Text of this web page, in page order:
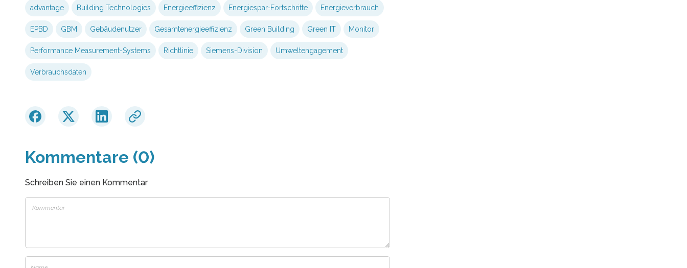
advantage Building Technologies Energieeffizienz Energiespar-Fortschritte Energieverbrauch
EPBD GBM Gebäudenutzer Gesamtenergieeffizienz Green Building Green IT Monitor
Performance Measurement-Systems Richtlinie Siemens-Division Umweltengagement
Verbrauchsdaten
Kommentare (0)
Schreiben Sie einen Kommentar